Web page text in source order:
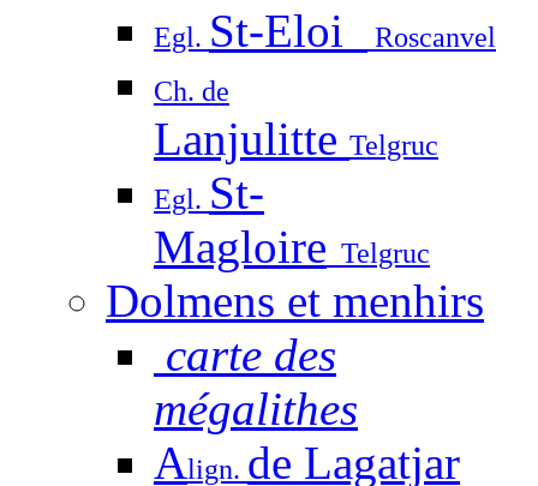
Egl. St-Eloi
Roscanvel
Ch. de
Lanjulitte Telgruc
Egl. St-
Magloire Telgruc
Dolmens et menhirs
carte des
mégalithes
Align. de Lagatjar